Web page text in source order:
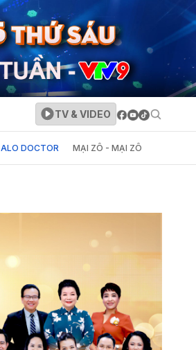
TV & VIDEO
ALO DOCTOR MẠI ZÔ - MẠI ZÔ